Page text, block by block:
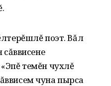
поэт. Вăл
сăввисене
темĕн чухлĕ
чуна пырса